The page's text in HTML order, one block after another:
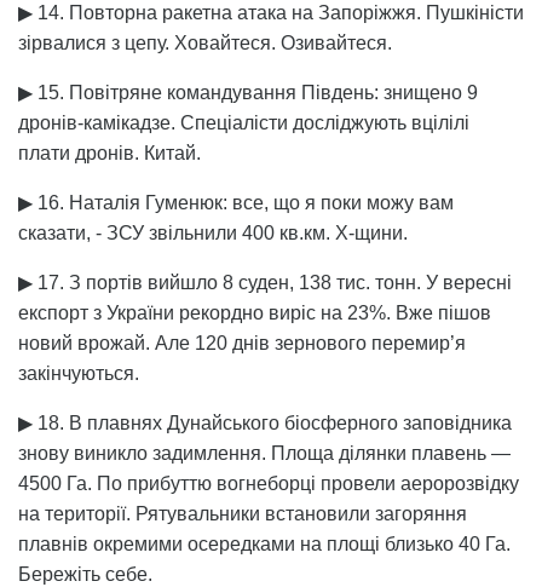
▶ 14. Повторна ракетна атака на Запоріжжя. Пушкіністи
зірвалися з цепу. Ховайтеся. Озивайтеся.
▶ 15. Повітряне командування Південь: знищено 9
дронів-камікадзе. Спеціалісти досліджують вцілілі
плати дронів. Китай.
▶ 16. Наталія Гуменюк: все, що я поки можу вам
сказати, - ЗСУ звільнили 400 кв.км. Х-щини.
▶ 17. З портів вийшло 8 суден, 138 тис. тонн. У вересні
експорт з України рекордно виріс на 23%. Вже пішов
новий врожай. Але 120 днів зернового перемир’я
закінчуються.
▶ 18. В плавнях Дунайського біосферного заповідника
знову виникло задимлення. Площа ділянки плавень —
4500 Га. По прибуттю вогнеборці провели аеророзвідку
на території. Рятувальники встановили загоряння
плавнів окремими осередками на площі близько 40 Га.
Бережіть себе.